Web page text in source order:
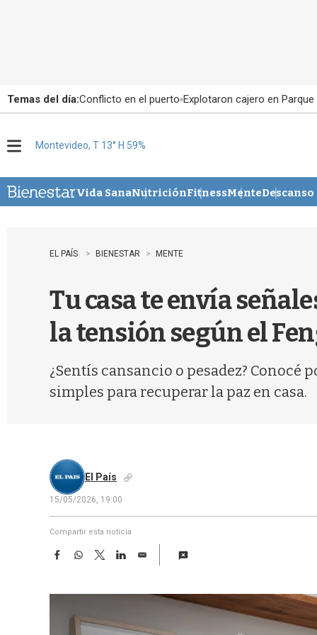
Temas del día:Conflicto en el puerto Explotaron cajero en
u
Montevideo, T 13° H 59%
Vida SanaNutriciónFitnessMenteDescanso
EL PAÍS BIENESTAR MENTE
Tu casa te envía
la tensión según el
¿Sentís cansancio o pesadez?
simples para recuperar la paz en casa.
El País
15/05/2026, 19:00
Compartir esta noticia
F
e
W
t
A
T
w
t
e
L
k
E
i